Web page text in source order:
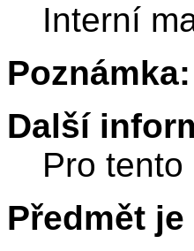
Interní
Poznámka:
Další
Pro
Předmět